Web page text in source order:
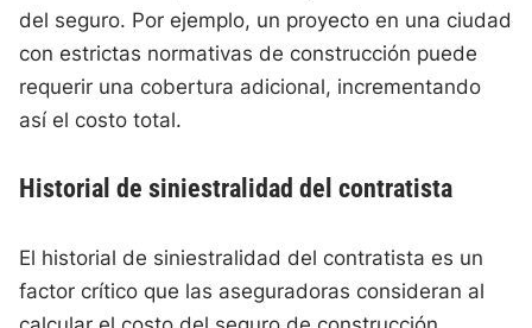
del seguro. Por ejemplo, un proyecto en una ciudad
con estrictas normativas de construcción puede
requerir una cobertura adicional, incrementando
así el costo total.
Historial de siniestralidad del contratista
El historial de siniestralidad del contratista es un
factor crítico que las aseguradoras consideran al